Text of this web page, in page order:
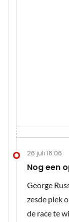
26 juli 16:06
Nog een
George
zesde plek
de race te